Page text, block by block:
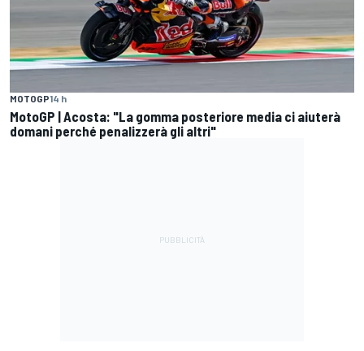
MOTOGP14 h
MotoGP | Acosta: "La gomma posteriore media ci aiuterà
domani perché penalizzerà gli altri"